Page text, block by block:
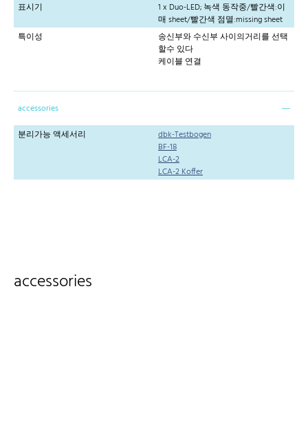
표시기
1 x Duo-LED; 녹색 동작중/빨간색:이
매 sheet/빨간색 점멸:missing sheet
특이성
송신부와 수신부 사이의거리를 선택
할수 있다
케이블 연결
accessories
분리가능 액세서리
dbk-Testbogen
BF-18
LCA-2
LCA-2 Koffer
accessories